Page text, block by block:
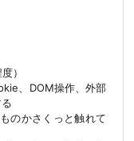
）
、DOM操作、外部
のかさくっと触れて